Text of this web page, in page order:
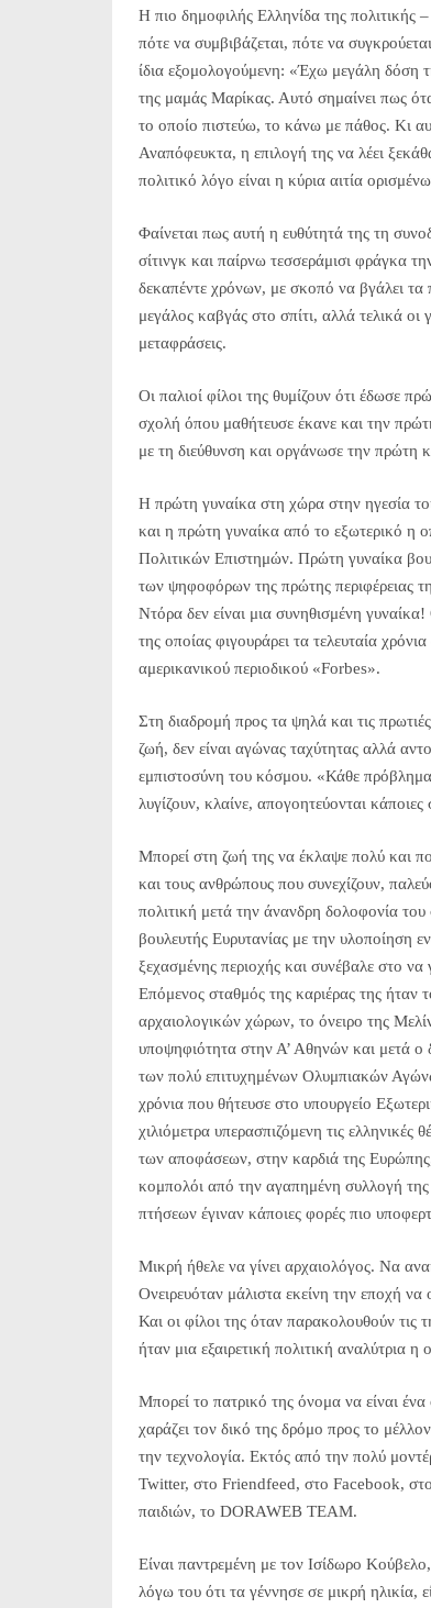
Η πιο δημοφιλής Ελληνίδα της πολιτικής –
πότε να συμβιβάζεται, πότε να
ίδια εξομολογούμενη: «Έχω μεγάλη δόση
της μαμάς Mαρίκας. Αυτό σημαίνει πως
το οποίο πιστεύω, το κάνω με πάθος. Κι
Αναπόφευκτα, η επιλογή της να λέει
πολιτικό λόγο είναι η κύρια αιτία
Φαίνεται πως αυτή η ευθύτητά της τη
σίτινγκ και παίρνω τεσσεράμισι φράγκα
δεκαπέντε χρόνων, με σκοπό να βγάλει τα
μεγάλος καβγάς στο σπίτι, αλλά τελικά
μεταφράσεις.
Οι παλιοί φίλοι της θυμίζουν ότι έδωσε
σχολή όπου μαθήτευσε έκανε και την
με τη διεύθυνση και οργάνωσε την πρώτη
H πρώτη γυναίκα στη χώρα στην ηγεσία
και η πρώτη γυναίκα από το εξωτερικό η
Πολιτικών Επιστημών. Πρώτη γυναίκα
των ψηφοφόρων της πρώτης περιφέρειας
Ντόρα δεν είναι μια συνηθισμένη
της οποίας φιγουράρει τα τελευταία
αμερικανικού περιοδικού «Forbes».
Στη διαδρομή προς τα ψηλά και τις
ζωή, δεν είναι αγώνας ταχύτητας αλλά
εμπιστοσύνη του κόσμου. «Κάθε
λυγίζουν, κλαίνε, απογοητεύονται
Μπορεί στη ζωή της να έκλαψε πολύ και
και τους ανθρώπους που συνεχίζουν,
πολιτική μετά την άνανδρη δολοφονία
βουλευτής Ευρυτανίας με την υλοποίηση
ξεχασμένης περιοχής και συνέβαλε στο να
Επόμενος σταθμός της καριέρας της ήταν
αρχαιολογικών χώρων, το όνειρο της
υποψηφιότητα στην Α’ Αθηνών και μετά
των πολύ επιτυχημένων Ολυμπιακών
χρόνια που θήτευσε στο υπουργείο
χιλιόμετρα υπερασπιζόμενη τις
των αποφάσεων, στην καρδιά της
κομπολόι από την αγαπημένη συλλογή της
πτήσεων έγιναν κάποιες φορές πιο
Μικρή ήθελε να γίνει αρχαιολόγος. Να
Ονειρευόταν μάλιστα εκείνη την εποχή
Και οι φίλοι της όταν παρακολουθούν τις
ήταν μια εξαιρετική πολιτική αναλύτρια
Μπορεί το πατρικό της όνομα να είναι
χαράζει τον δικό της δρόμο προς το
την τεχνολογία. Εκτός από την πολύ
Twitter, στο Friendfeed, στο Facebook,
παιδιών, το DORAWEB TEAM.
Είναι παντρεμένη με τον Ισίδωρο
λόγω του ότι τα γέννησε σε μικρή ηλικία,